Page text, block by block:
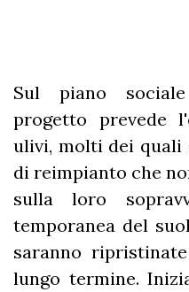
Sul piano
progetto prevede
ulivi, molti dei quali
di reimpianto che
sulla loro
temporanea del
saranno
lungo termine.